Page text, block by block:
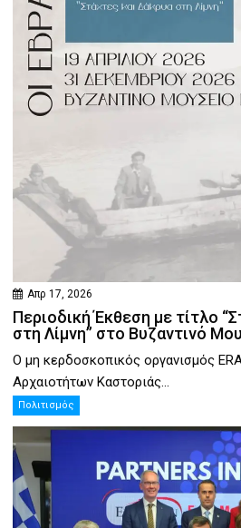
Απρ 17, 2026
Περιοδική Έκθεση με τίτλο
στη Λίμνη” στο Βυζαντινό
Ο μη κερδοσκοπικός οργανισμός
Αρχαιοτήτων Καστοριάς...
Πολιτισμός